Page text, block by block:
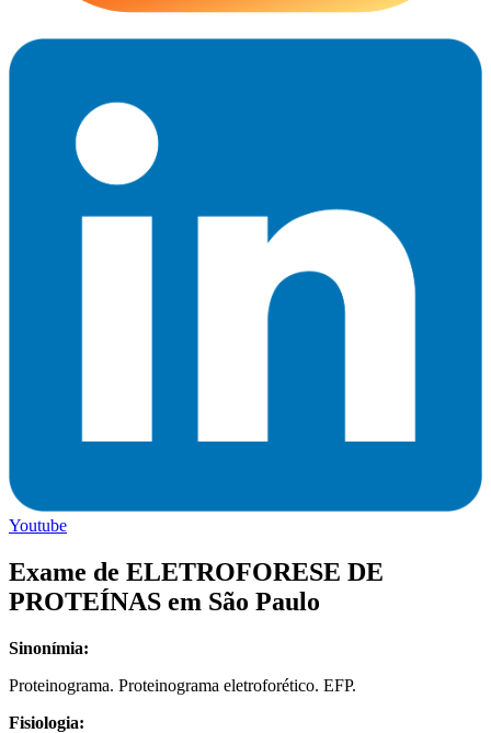
Youtube
Exame de ELETROFORESE DE
PROTEÍNAS em São Paulo
Sinonímia:
Proteinograma. Proteinograma eletroforético. EFP.
Fisiologia: